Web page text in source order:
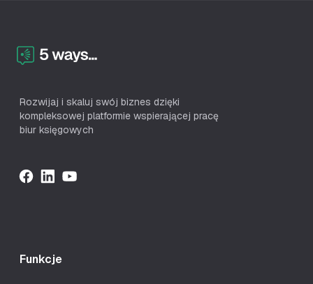
Rozwijaj i skaluj swój biznes dzięki
kompleksowej platformie wspierającej pracę
biur księgowych
Funkcje